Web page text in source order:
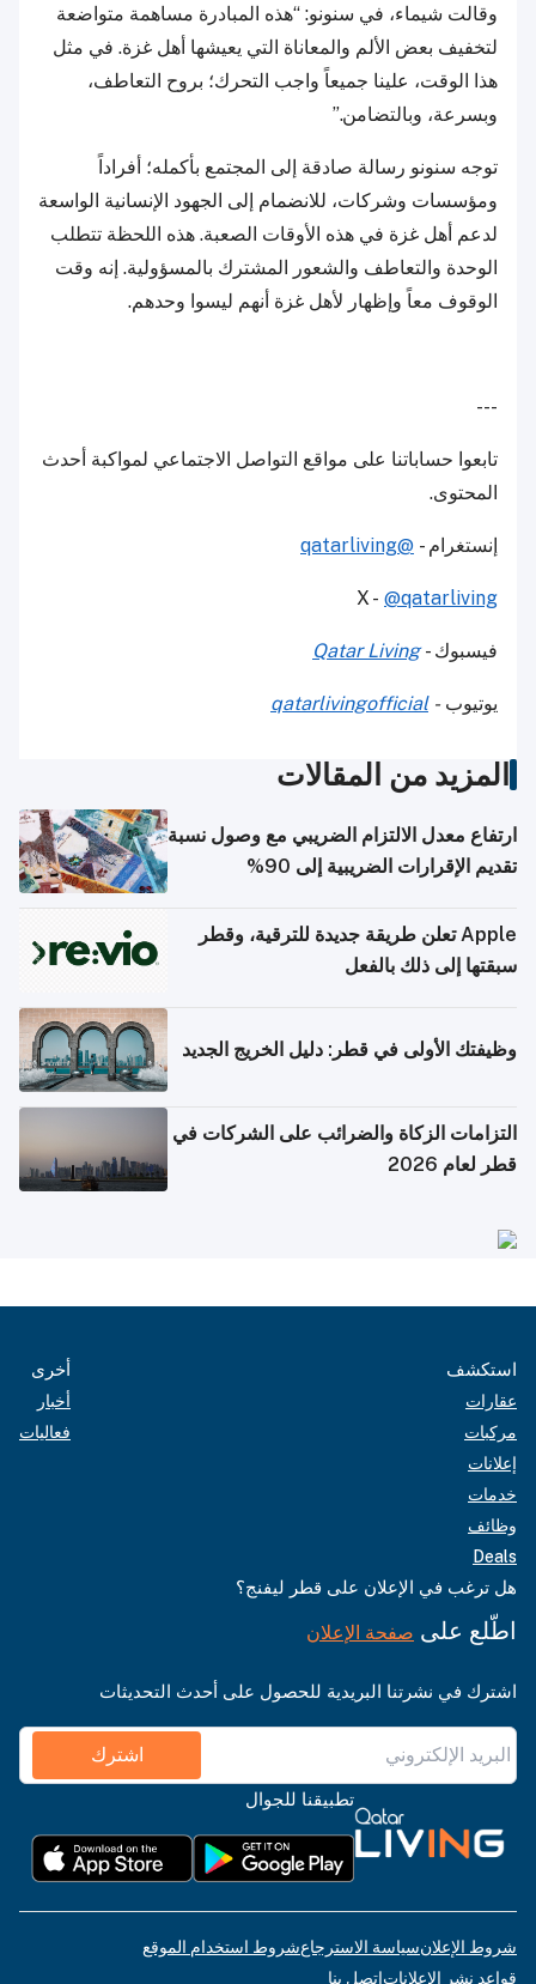
وقالت شيماء، في سنونو: “هذه المبادرة مساهمة متواضعة
لتخفيف بعض الألم والمعاناة التي يعيشها أهل غزة. في مثل
هذا الوقت، علينا جميعاً واجب التحرك؛ بروح التعاطف،
وبسرعة، وبالتضامن.”
توجه سنونو رسالة صادقة إلى المجتمع بأكمله؛ أفراداً
ومؤسسات وشركات، للانضمام إلى الجهود الإنسانية الواسعة
لدعم أهل غزة في هذه الأوقات الصعبة. هذه اللحظة تتطلب
الوحدة والتعاطف والشعور المشترك بالمسؤولية. إنه وقت
الوقوف معاً وإظهار لأهل غزة أنهم ليسوا وحدهم.
---
تابعوا حساباتنا على مواقع التواصل الاجتماعي لمواكبة أحدث
المحتوى.
إنستغرام - @qatarliving
X - @qatarliving
فيسبوك -Qatar Living
يوتيوب -
qatarlivingofficial
المزيد من المقالات
ارتفاع معدل الالتزام الضريبي مع وصول نسبة
تقديم الإقرارات الضريبية إلى 90%
Apple تعلن طريقة جديدة للترقية، وقطر
سبقتها إلى ذلك بالفعل
وظيفتك الأولى في قطر: دليل الخريج الجديد
التزامات الزكاة والضرائب على الشركات في
قطر لعام 2026
استكشف
عقارات
مركبات
إعلانات
خدمات
وظائف
Deals
أخرى
أخبار
فعاليات
هل ترغب في الإعلان على قطر ليفنج؟
اطّلع على صفحة الإعلان
اشترك في نشرتنا البريدية للحصول على أحدث التحديثات
اشترك
تطبيقنا للجوال
شروط الإعلانسياسة الاسترجاعشروط استخدام الموقع
قواعد نشر الإعلاناتاتصل بنا